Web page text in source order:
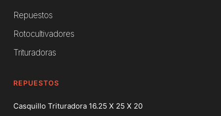
Repuestos
Rotocultivadores
Trituradoras
REPUESTOS
Casquillo Trituradora 16.25 X 25 X 20